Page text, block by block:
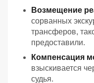
Возмещение
сорванных
трансферов,
предоставили.
Компенсация
взыскивается
судья.